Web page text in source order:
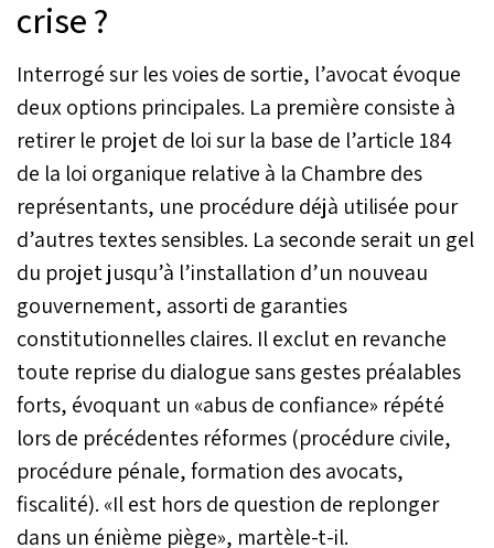
crise ?
Interrogé sur les voies de sortie, l’avocat évoque
deux options principales. La première consiste à
retirer le projet de loi sur la base de l’article 184
de la loi organique relative à la Chambre des
représentants, une procédure déjà utilisée pour
d’autres textes sensibles. La seconde serait un gel
du projet jusqu’à l’installation d’un nouveau
gouvernement, assorti de garanties
constitutionnelles claires. Il exclut en revanche
toute reprise du dialogue sans gestes préalables
forts, évoquant un «abus de confiance» répété
lors de précédentes réformes (procédure civile,
procédure pénale, formation des avocats,
fiscalité). «Il est hors de question de replonger
dans un énième piège», martèle-t-il.